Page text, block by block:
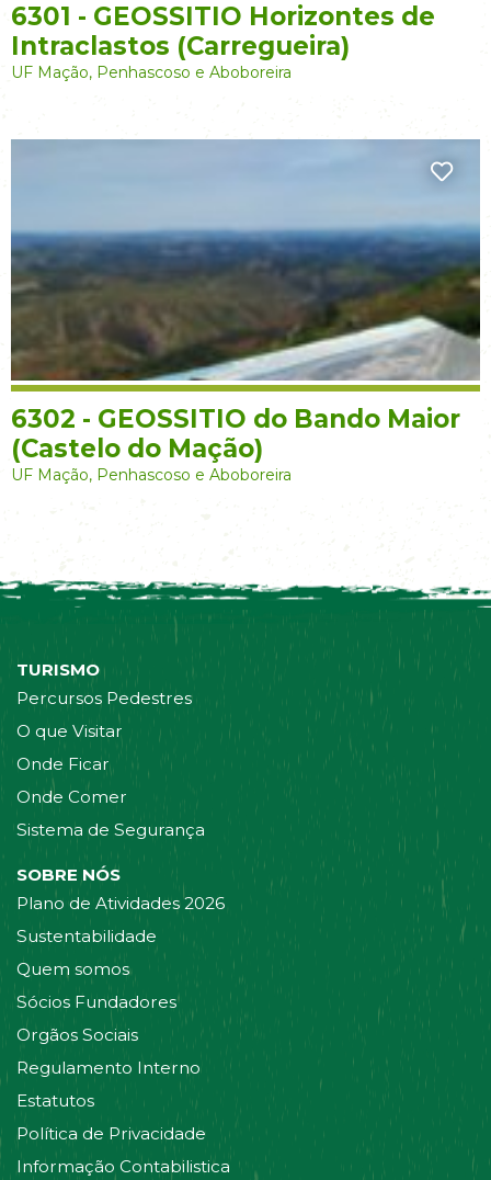
6301 - GEOSSITIO Horizontes de
Intraclastos (Carregueira)
UF Mação, Penhascoso e Aboboreira
6302 - GEOSSITIO do Bando Maior
(Castelo do Mação)
UF Mação, Penhascoso e Aboboreira
TURISMO
Percursos Pedestres
O que Visitar
Onde Ficar
Onde Comer
Sistema de Segurança
SOBRE NÓS
Plano de Atividades 2026
Sustentabilidade
Quem somos
Sócios Fundadores
Orgãos Sociais
Regulamento Interno
Estatutos
Política de Privacidade
Informação Contabilistica